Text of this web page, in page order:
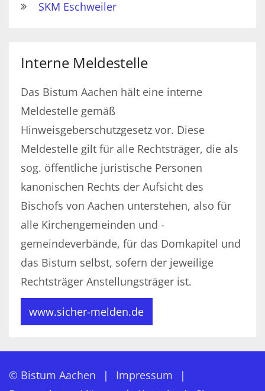
SKM Eschweiler
Interne Meldestelle
Das Bistum Aachen hält eine interne
Meldestelle gemäß
Hinweisgeberschutzgesetz vor. Diese
Meldestelle gilt für alle Rechtsträger, die als
sog. öffentliche juristische Personen
kanonischen Rechts der Aufsicht des
Bischofs von Aachen unterstehen, also für
alle Kirchengemeinden und -
gemeindeverbände, für das Domkapitel und
das Bistum selbst, sofern der jeweilige
Rechtsträger Anstellungsträger ist.
www.sicher-melden.de
© Bistum Aachen
Impressum